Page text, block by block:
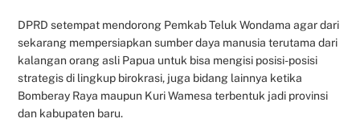
DPRD setempat mendorong Pemkab Teluk Wondama agar dari
sekarang mempersiapkan sumber daya manusia terutama dari
kalangan orang asli Papua untuk bisa mengisi posisi-posisi
strategis di lingkup birokrasi, juga bidang lainnya ketika
Bomberay Raya maupun Kuri Wamesa terbentuk jadi provinsi
dan kabupaten baru.